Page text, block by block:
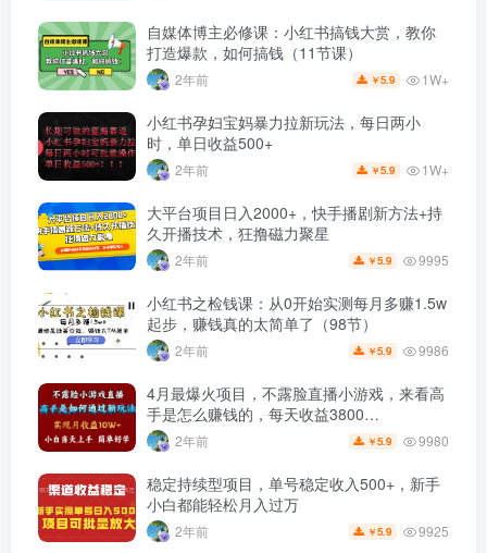
自媒体博主必修课：小红书搞钱大赏，教你
打造爆款，如何搞钱（11节课）
2年前 ￥5.9 1W+
小红书孕妇宝妈暴力拉新玩法，每日两小
时，单日收益500+
2年前 ￥5.9 1W+
大平台项目日入2000+，快手播剧新方法+持
久开播技术，狂撸磁力聚星
2年前 ￥5.9 9995
小红书之检钱课：从0开始实测每月多赚1.5w
起步，赚钱真的太简单了（98节）
2年前 ￥5.9 9986
4月最爆火项目，不露脸直播小游戏，来看高
手是怎么赚钱的，每天收益3800…
2年前 ￥5.9 9980
稳定持续型项目，单号稳定收入500+，新手
小白都能轻松月入过万
2年前 ￥5.9 9925